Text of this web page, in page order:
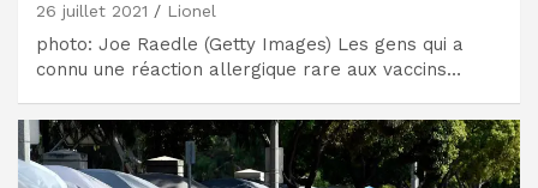
26 juillet 2021 Lionel
photo: Joe Raedle (Getty Images) Les gens qui a
connu une réaction allergique rare aux vaccins…